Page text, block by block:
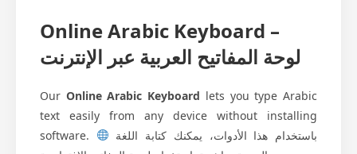
Online Arabic Keyboard –
لوحة المفاتيح العربية عبر الإنترنت
Our Online Arabic Keyboard lets you type Arabic
text easily from any device without installing
software.